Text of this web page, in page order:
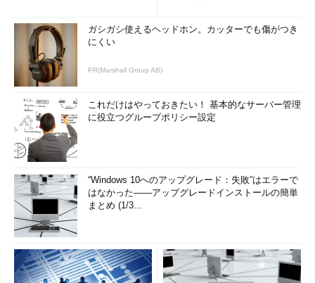
ガシガシ使えるヘッドホン。カッターでも傷がつき
にくい
PR(Marshall Group AB)
これだけはやっておきたい！ 基本的なサーバー管理
に役立つグループポリシー設定
“Windows 10へのアップグレード：失敗”はエラーで
はなかった――アップグレードインストールの簡単
まとめ (1/3...